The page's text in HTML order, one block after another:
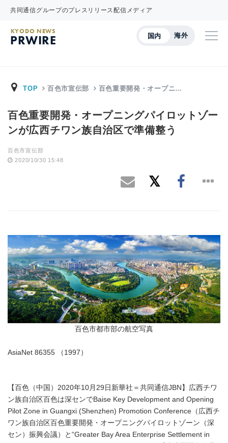
共同通信グループのプレスリリース配信メディア
国内 海外
KYODO NEWS
PRWIRE
TOP 百色市宣伝部 百色重要開発・オープニ…
百色重要開発・オープニングパイロットゾー
ンが広西チワン族自治区で準備整う
百色市宣伝部
2020/10/30 15:48
百色市都市部の航空写真
AsiaNet 86355 （1997）
【百色（中国）2020年10月29日新華社＝共同通信JBN】広西チワ
ン族自治区百色は深センでBaise Key Development and Opening
Pilot Zone in Guangxi (Shenzhen) Promotion Conference（広西チ
ワン族自治区百色重要開発・オープニングパイロットゾーン（深
セン）振興会議）と“Greater Bay Area Enterprise Settlement in